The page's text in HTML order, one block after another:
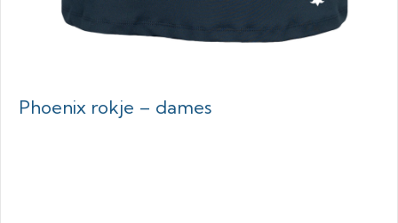
Phoenix rokje – dames